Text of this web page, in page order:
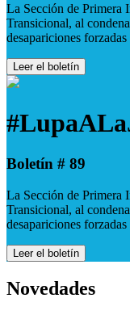
La Sección de Primera
Transicional, al
desapariciones
Leer el boletín
Boletín # 89
La Sección de Primera
Transicional, al
desapariciones
Leer el boletín
Novedades